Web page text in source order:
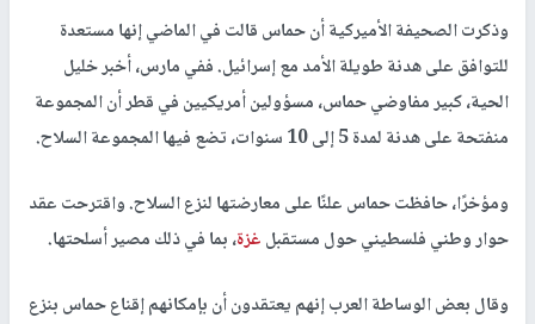
وذكرت الصحيفة الأميركية أن حماس قالت في الماضي إنها مستعدة
للتوافق على هدنة طويلة الأمد مع إسرائيل. ففي مارس، أخبر خليل
الحية، كبير مفاوضي حماس، مسؤولين أمريكيين في قطر أن المجموعة
منفتحة على هدنة لمدة 5 إلى 10 سنوات، تضع فيها المجموعة السلاح.
ومؤخرًا، حافظت حماس علنًا على معارضتها لنزع السلاح. واقترحت عقد
حوار وطني فلسطيني حول مستقبلغزة، بما في ذلك مصير أسلحتها.
وقال بعض الوساطة العرب إنهم يعتقدون أن بإمكانهم إقناع حماس بنزع